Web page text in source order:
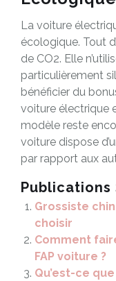
La voiture
écologique. Tout
de CO2. Elle
particulièrement
bénéficier du
voiture électrique
modèle reste
voiture dispose
par rapport aux
Publications
Grossiste
choisir
Comment
FAP voiture ?
Qu’est-ce